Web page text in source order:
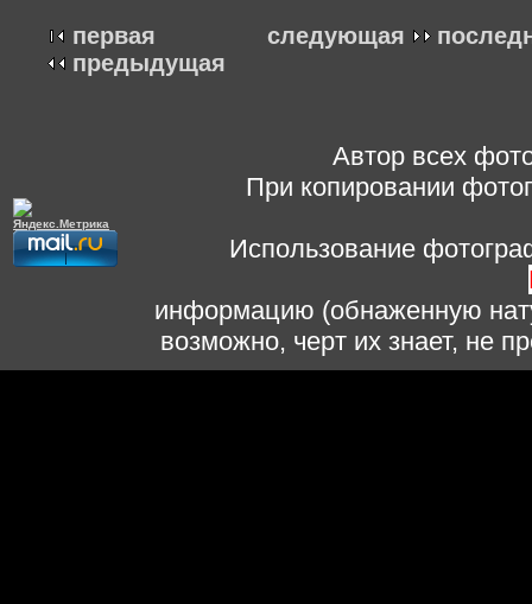
следующая
первая
предыдущая
Автор всех
При копировании
Использование
информацию (обнаженную
возможно, черт их знает, не